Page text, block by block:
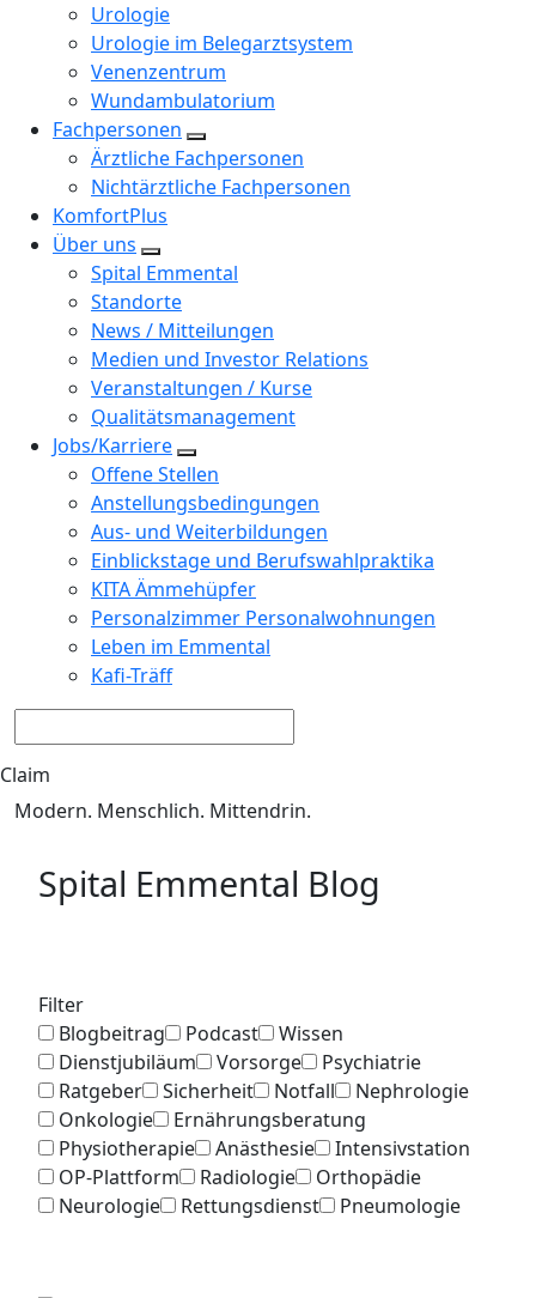
Urologie
Urologie im Belegarztsystem
Venenzentrum
Wundambulatorium
Fachpersonen
Ärztliche Fachpersonen
Nichtärztliche Fachpersonen
KomfortPlus
Über uns
Spital Emmental
Standorte
News / Mitteilungen
Medien und Investor Relations
Veranstaltungen / Kurse
Qualitätsmanagement
Jobs/Karriere
Offene Stellen
Anstellungsbedingungen
Aus- und Weiterbildungen
Einblickstage und Berufswahlpraktika
KITA Ämmehüpfer
Personalzimmer Personalwohnungen
Leben im Emmental
Kafi-Träff
Claim
Modern. Menschlich. Mittendrin.
Spital Emmental Blog
Filter
Blogbeitrag
Podcast
Wissen
Dienstjubiläum
Vorsorge
Psychiatrie
Ratgeber
Sicherheit Notfall
Nephrologie
Onkologie
Ernährungsberatung
Physiotherapie
Anästhesie
Intensivstation
OP-Plattform
Radiologie
Orthopädie
Neurologie
Rettungsdienst Pneumologie